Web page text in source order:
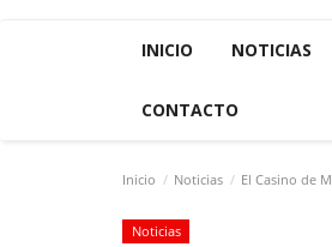
INICIO NOTICIAS
CONTACTO
Inicio Noticias El Casino de
Noticias